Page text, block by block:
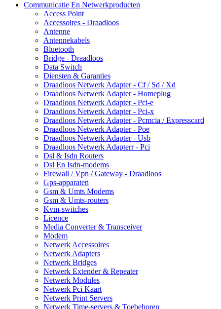
Communicatie En Netwerkproducten
Access Point
Accessoires - Draadloos
Antenne
Antennekabels
Bluetooth
Bridge - Draadloos
Data Switch
Diensten & Garanties
Draadloos Netwerk Adapter - Cf / Sd / Xd
Draadloos Netwerk Adapter - Homeplug
Draadloos Netwerk Adapter - Pci-e
Draadloos Netwerk Adapter - Pci-x
Draadloos Netwerk Adapter - Pcmcia / Expresscard
Draadloos Netwerk Adapter - Poe
Draadloos Netwerk Adapter - Usb
Draadloos Netwerk Adapterr - Pci
Dsl & Isdn Routers
Dsl En Isdn-modems
Firewall / Vpn / Gateway - Draadloos
Gps-apparaten
Gsm & Umts Modems
Gsm & Umts-routers
Kvm-switches
Licence
Media Converter & Transceiver
Modem
Netwerk Accessoires
Netwerk Adapters
Netwerk Bridges
Netwerk Extender & Repeater
Netwerk Modules
Netwerk Pci Kaart
Netwerk Print Servers
Netwerk Time-servers & Toebehoren